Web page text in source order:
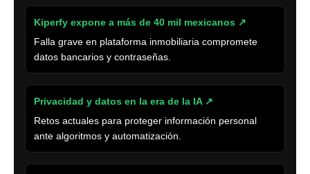
Kiperfy expone a más de 40 mil mexicanos ↗
Falla grave en plataforma inmobiliaria compromete
datos bancarios y contraseñas.
Privacidad y datos en la era de la IA ↗
Retos actuales para proteger información personal
ante algoritmos y automatización.